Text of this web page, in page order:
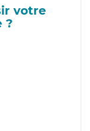
votre
?